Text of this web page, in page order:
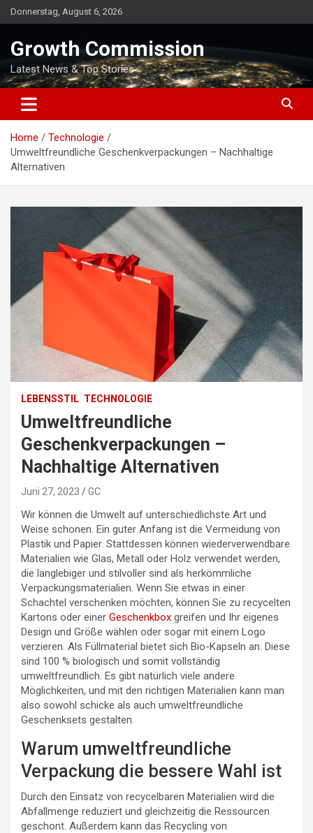
Skip
to
Donnerstag, August 6, 2026
Growth Commission
Latest News & Top Stories
Home
Technologie
Umweltfreundliche Geschenkverpackungen – Nachhaltige
Alternativen
LEBENSSTIL TECHNOLOGIE
Umweltfreundliche
Geschenkverpackungen –
Nachhaltige Alternativen
Juni 27, 2023 GC
Wir können die Umwelt auf unterschiedlichste Art und
Weise schonen. Ein guter Anfang ist die Vermeidung von
Plastik und Papier. Stattdessen können wiederverwendbare
Materialien wie Glas, Metall oder Holz verwendet werden,
die langlebiger und stilvoller sind als herkömmliche
Verpackungsmaterialien. Wenn Sie etwas in einer
Schachtel verschenken möchten, können Sie zu recycelten
Kartons oder einer Geschenkbox greifen und Ihr eigenes
Design und Größe wählen oder sogar mit einem Logo
verzieren. Als Füllmaterial bietet sich Bio-Kapseln an. Diese
sind 100 % biologisch und somit vollständig
umweltfreundlich. Es gibt natürlich viele andere
Möglichkeiten, und mit den richtigen Materialien kann man
also sowohl schicke als auch umweltfreundliche
Geschenksets gestalten.
Warum umweltfreundliche
Verpackung die bessere Wahl ist
Durch den Einsatz von recycelbaren Materialien wird die
Abfallmenge reduziert und gleichzeitig die Ressourcen
geschont. Außerdem kann das Recycling von